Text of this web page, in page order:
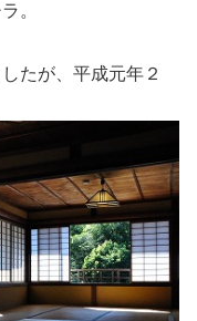
。
たが、平成元年２